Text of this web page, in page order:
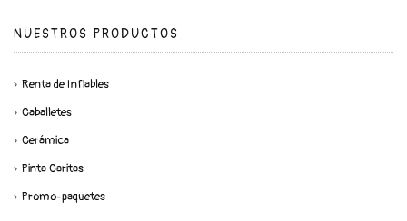
NUESTROS PRODUCTOS
Renta de Inflables
Caballetes
Cerámica
Pinta Caritas
Promo-paquetes